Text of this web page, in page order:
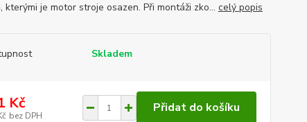
kterými je motor stroje osazen. Při montáži zko... celý popis
Skladem
Kč
bez DPH
Přidat do košíku